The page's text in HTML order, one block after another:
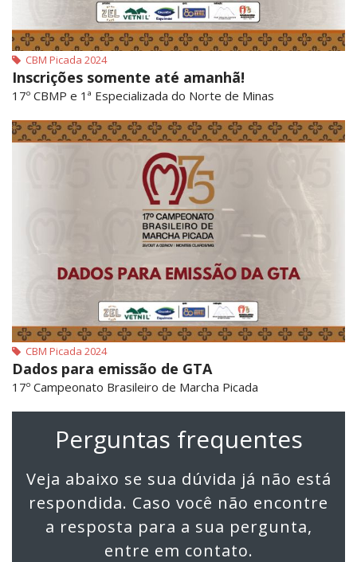
CBM Picada 2024
Inscrições somente até amanhã!
17º CBMP e 1ª Especializada do Norte de Minas
CBM Picada 2024
Dados para emissão de GTA
17º Campeonato Brasileiro de Marcha Picada
Perguntas frequentes
Veja abaixo se sua dúvida já não está
respondida. Caso você não encontre
a resposta para a sua pergunta,
entre em contato.